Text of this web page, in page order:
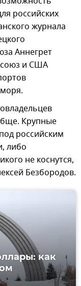
российских
журнала
Аннегрет
и США
Крупные
российским
либо
не коснутся,
Безбородов.
как